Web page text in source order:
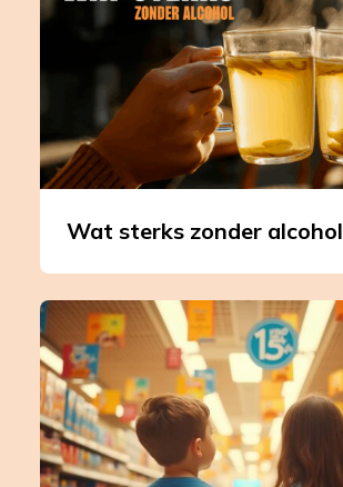
Wat sterks zonder alcohol
Wat
Leer
meer
over
Op
zoek
naar
gezond